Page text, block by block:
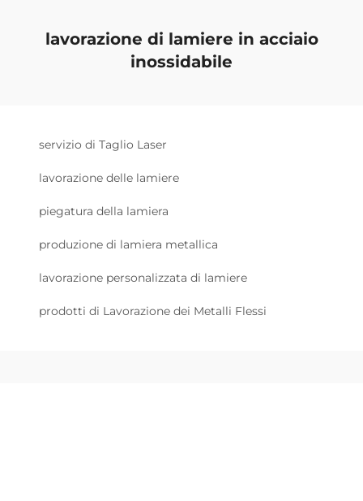
lavorazione di lamiere in acciaio
inossidabile
servizio di Taglio Laser
lavorazione delle lamiere
piegatura della lamiera
produzione di lamiera metallica
lavorazione personalizzata di lamiere
prodotti di Lavorazione dei Metalli Flessi